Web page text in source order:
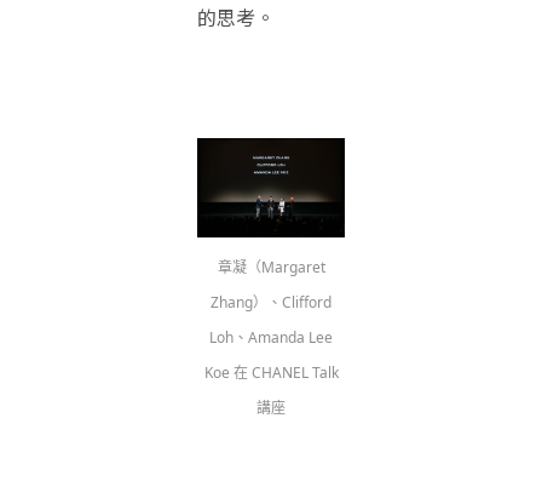
的思考。
章凝（Margaret
Zhang）、Clifford
Loh、Amanda Lee
Koe 在 CHANEL Talk
講座